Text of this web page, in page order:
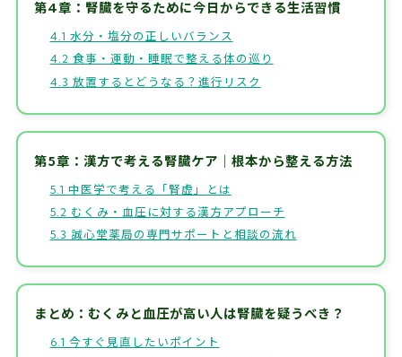
第4章：腎臓を守るために今日からできる生活習慣
4.1 水分・塩分の正しいバランス
4.2 食事・運動・睡眠で整える体の巡り
4.3 放置するとどうなる？進行リスク
第5章：漢方で考える腎臓ケア｜根本から整える方法
5.1 中医学で考える「腎虚」とは
5.2 むくみ・血圧に対する漢方アプローチ
5.3 誠心堂薬局の専門サポートと相談の流れ
まとめ：むくみと血圧が高い人は腎臓を疑うべき？
6.1 今すぐ見直したいポイント